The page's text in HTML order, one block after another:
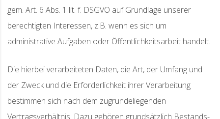
gem. Art. 6 Abs. 1 lit. f. DSGVO auf Grundlage unserer
berechtigten Interessen, z.B. wenn es sich um
administrative Aufgaben oder Öffentlichkeitsarbeit handelt.
Die hierbei verarbeiteten Daten, die Art, der Umfang und
der Zweck und die Erforderlichkeit ihrer Verarbeitung
bestimmen sich nach dem zugrundeliegenden
Vertragsverhältnis. Dazu gehören grundsätzlich Bestands-